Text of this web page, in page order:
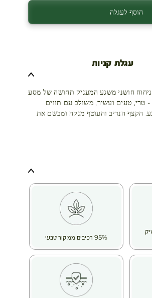
עגלת קניות
הוסף לעגלה
חושני משגע המעניק תחושה של מסע
- טרי, טעים ועשיר, משולב עם תווים
הקצף הנדיב והעוטף מנקה ומבשם את
95% רכיבים ממקור טבעי